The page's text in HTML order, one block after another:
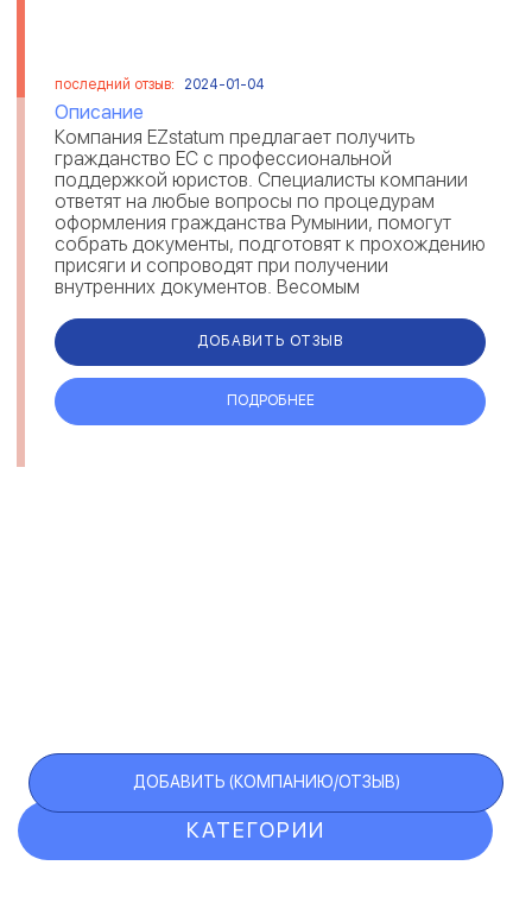
последний отзыв: 2024-01-04
Описание
Компания EZstatum предлагает получить
гражданство ЕС с профессиональной
поддержкой юристов. Специалисты компании
ответят на любые вопросы по процедурам
оформления гражданства Румынии, помогут
собрать документы, подготовят к прохождению
присяги и сопроводят при получении
внутренних документов. Весомым
максимально короткие сроки. Каждый...
ДОБАВИТЬ ОТЗЫВ
ПОДРОБНЕЕ
КАТЕГОРИИ
ДОБАВИТЬ (КОМПАНИЮ/ОТЗЫВ)